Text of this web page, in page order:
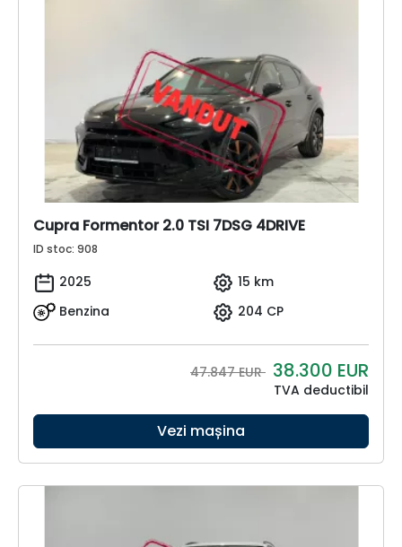
Cupra Formentor 2.0 TSI 7DSG 4DRIVE
ID stoc: 908
2025
15 km
Benzina
204 CP
47.847 EUR 38.300 EUR
TVA deductibil
Vezi mașina